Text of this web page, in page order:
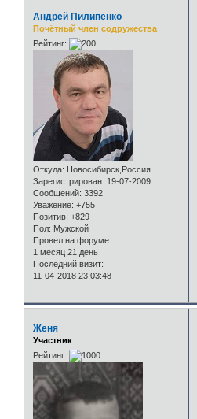
Андрей Пилипенко
Почётный член содружества
Рейтинг:
Откуда: Новосибирск,Россия
Зарегистрирован: 19-07-2009
Сообщений: 3392
Уважение: +755
Позитив: +829
Пол: Мужской
Провел на форуме:
1 месяц 21 день
Последний визит:
11-04-2018 23:03:48
Женя
Участник
Рейтинг: